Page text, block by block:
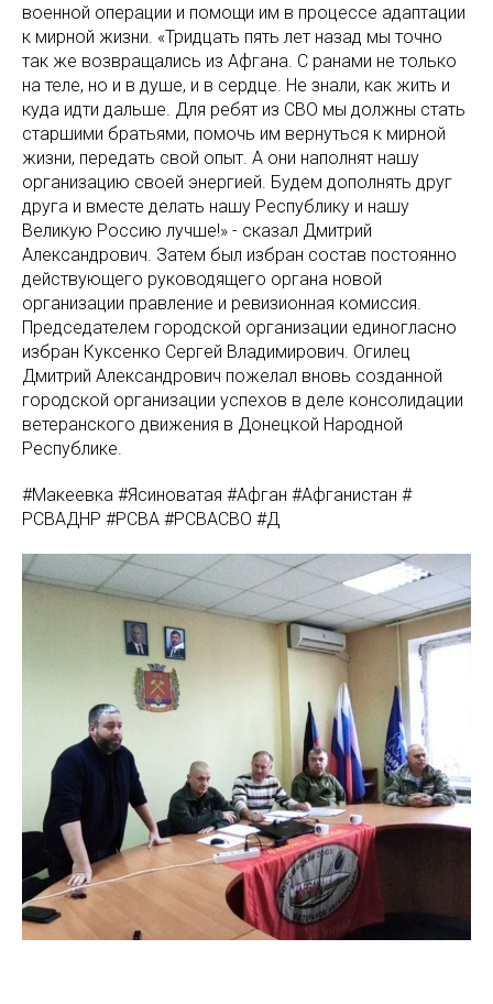
военной операции и помощи им в процессе адаптации
к мирной жизни. «Тридцать пять лет назад мы точно
так же возвращались из Афгана. С ранами не только
на теле, но и в душе, и в сердце. Не знали, как жить и
куда идти дальше. Для ребят из СВО мы должны стать
старшими братьями, помочь им вернуться к мирной
жизни, передать свой опыт. А они наполнят нашу
организацию своей энергией. Будем дополнять друг
друга и вместе делать нашу Республику и нашу
Великую Россию лучше!» - сказал Дмитрий
Александрович. Затем был избран состав постоянно
действующего руководящего органа новой
организации правление и ревизионная комиссия.
Председателем городской организации единогласно
избран Куксенко Сергей Владимирович. Огилец
Дмитрий Александрович пожелал вновь созданной
городской организации успехов в деле консолидации
ветеранского движения в Донецкой Народной
Республике.
#Макеевка #Ясиноватая #Афган #Афганистан #
РСВАДНР #РСВА #РСВАСВО #Д